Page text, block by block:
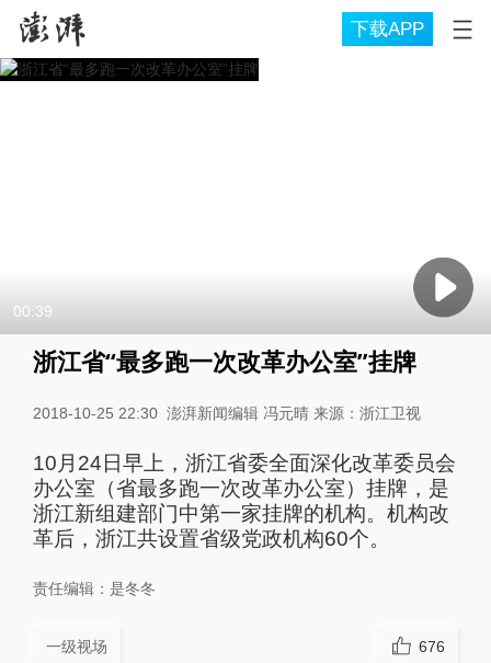
下载APP
00:39
浙江省“最多跑一次改革办公室”挂牌
2018-10-25 22:30 澎湃新闻编辑 冯元晴 来源：浙江卫视
10月24日早上，浙江省委全面深化改革委员会
办公室（省最多跑一次改革办公室）挂牌，是
浙江新组建部门中第一家挂牌的机构。机构改
革后，浙江共设置省级党政机构60个。
责任编辑： 是冬冬
一级视场 676